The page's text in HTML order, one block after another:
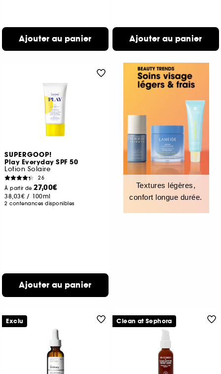
Ajouter au panier Ajouter au panier
SUPERGOOP!
Play Everyday SPF 50
Lotion Solaire
26
À partir de27,00€
38,03€ / 100ml
2 contenances disponibles
Ajouter au panier
Textures légères,
confort longue durée.
Exclu Clean at Sephora